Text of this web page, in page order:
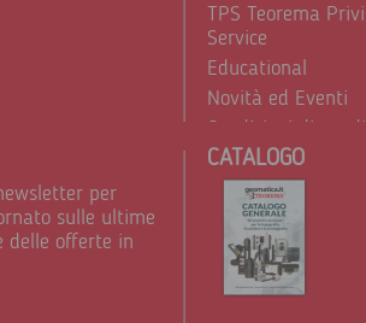
TPS Teorema
Service
Educational
Novità ed Eventi
Condizioni di
Trattamento dei
per
sulle ultime
delle offerte in
CATALOGO